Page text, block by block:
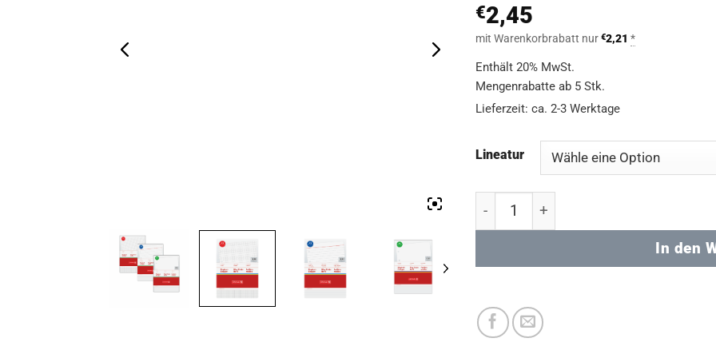
€2,45
mit Warenkorbrabatt nur€2,21 *
Enthält 20% MwSt.
Mengenrabatte ab 5 Stk.
Lieferzeit: ca. 2-3 Werktage
Lineatur
Ringbucheinlagen A5 (100 Blatt) - div.
In den